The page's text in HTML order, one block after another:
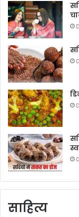
साहित्य